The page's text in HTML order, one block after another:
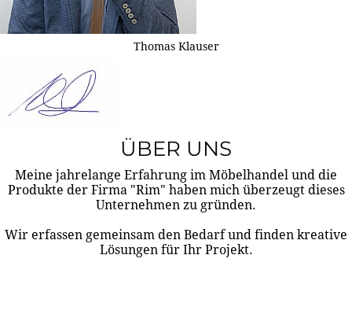
Thomas Klauser
ÜBER UNS
Meine jahrelange Erfahrung im Möbelhandel und die
Produkte der Firma "Rim" haben mich überzeugt dieses
Unternehmen zu gründen.
Wir erfassen gemeinsam den Bedarf und finden kreative
Lösungen für Ihr Projekt.